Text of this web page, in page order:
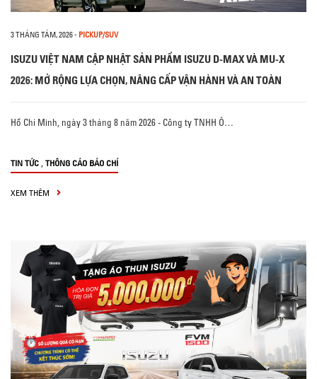
3 THÁNG TÁM, 2026- PICKUP/SUV
ISUZU VIỆT NAM CẬP NHẬT SẢN PHẨM ISUZU D-MAX VÀ MU-X
2026: MỞ RỘNG LỰA CHỌN, NÂNG CẤP VẬN HÀNH VÀ AN TOÀN
Hồ Chí Minh, ngày 3 tháng 8 năm 2026 - Công ty TNHH Ô…
TIN TỨC , THÔNG CÁO BÁO CHÍ
XEM THÊM